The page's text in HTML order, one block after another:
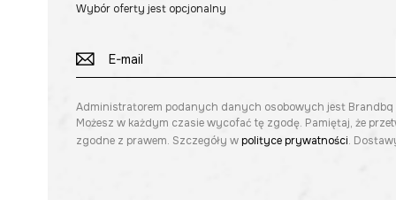
Wybór oferty jest opcjonalny
Administratorem podanych danych osobowych jest Brandbq
Możesz w każdym czasie wycofać tę zgodę. Pamiętaj, że
zgodne z prawem. Szczegóły w polityce prywatności.